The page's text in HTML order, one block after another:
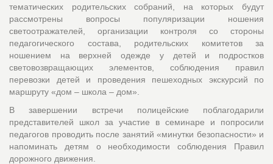
тематических родительских собраний, на которых будут
рассмотрены вопросы популяризации ношения
светоотражателей, организации контроля со стороны
педагогического состава, родительских комитетов за
ношением на верхней одежде у детей и подростков
световозвращающих элементов, соблюдения правил
перевозки детей и проведения пешеходных экскурсий по
маршруту «дом – школа – дом».
В завершении встречи полицейские поблагодарили
представителей школ за участие в семинаре и попросили
педагогов проводить после занятий «минутки безопасности» и
напоминать детям о необходимости соблюдения Правил
дорожного движения.